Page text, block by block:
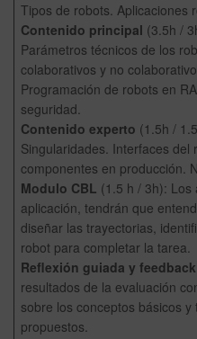
Tipos de robots. Aplicaciones
Contenido principal (3.5h /
Parámetros técnicos de los
colaborativos y no
Programación de robots en
seguridad.
Contenido experto (1.5h /
Singularidades. Interfaces del
componentes en producción.
Modulo CBL (1.5 h / 3h): Los
aplicación, tendrán que
diseñar las trayectorias,
robot para completar la tarea.
Reflexión guiada y feedback
resultados de la evaluación
sobre los conceptos básicos
propuestos.